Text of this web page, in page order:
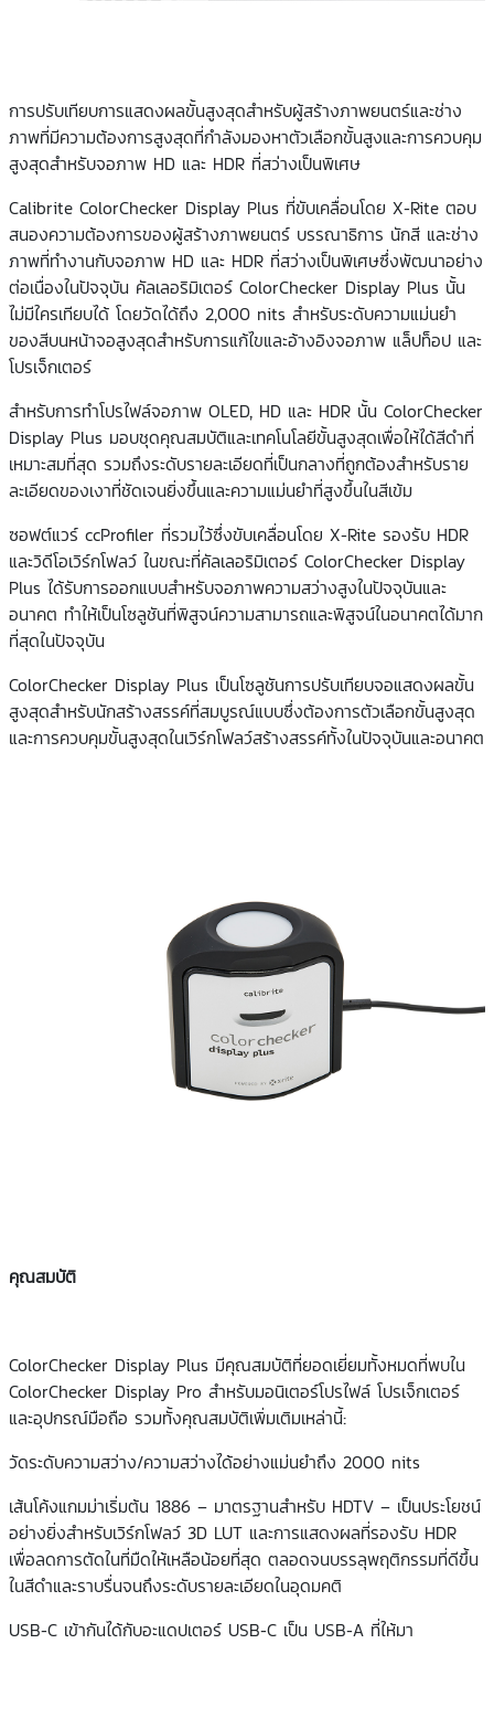
การปรับเทียบการแสดงผลขั้นสูงสุดสำหรับผู้สร้างภาพยนตร์และช่าง
ภาพที่มีความต้องการสูงสุดที่กำลังมองหาตัวเลือกขั้นสูงและการควบคุม
สูงสุดสำหรับจอภาพ HD และ HDR ที่สว่างเป็นพิเศษ
Calibrite ColorChecker Display Plus ที่ขับเคลื่อนโดย X-Rite ตอบ
สนองความต้องการของผู้สร้างภาพยนตร์ บรรณาธิการ นักสี และช่าง
ภาพที่ทำงานกับจอภาพ HD และ HDR ที่สว่างเป็นพิเศษซึ่งพัฒนาอย่าง
ต่อเนื่องในปัจจุบัน คัลเลอริมิเตอร์ ColorChecker Display Plus นั้น
ไม่มีใครเทียบได้ โดยวัดได้ถึง 2,000 nits สำหรับระดับความแม่นยำ
ของสีบนหน้าจอสูงสุดสำหรับการแก้ไขและอ้างอิงจอภาพ แล็ปท็อป และ
โปรเจ็กเตอร์
สำหรับการทำโปรไฟล์จอภาพ OLED, HD และ HDR นั้น ColorChecker
Display Plus มอบชุดคุณสมบัติและเทคโนโลยีขั้นสูงสุดเพื่อให้ได้สีดำที่
เหมาะสมที่สุด รวมถึงระดับรายละเอียดที่เป็นกลางที่ถูกต้องสำหรับราย
ละเอียดของเงาที่ชัดเจนยิ่งขึ้นและความแม่นยำที่สูงขึ้นในสีเข้ม
ซอฟต์แวร์ ccProfiler ที่รวมไว้ซึ่งขับเคลื่อนโดย X-Rite รองรับ HDR
และวิดีโอเวิร์กโฟลว์ ในขณะที่คัลเลอริมิเตอร์ ColorChecker Display
Plus ได้รับการออกแบบสำหรับจอภาพความสว่างสูงในปัจจุบันและ
อนาคต ทำให้เป็นโซลูชันที่พิสูจน์ความสามารถและพิสูจน์ในอนาคตได้มาก
ที่สุดในปัจจุบัน
ColorChecker Display Plus เป็นโซลูชันการปรับเทียบจอแสดงผลขั้น
สูงสุดสำหรับนักสร้างสรรค์ที่สมบูรณ์แบบซึ่งต้องการตัวเลือกขั้นสูงสุด
และการควบคุมขั้นสูงสุดในเวิร์กโฟลว์สร้างสรรค์ทั้งในปัจจุบันและอนาคต
คุณสมบัติ
ColorChecker Display Plus มีคุณสมบัติที่ยอดเยี่ยมทั้งหมดที่พบใน
ColorChecker Display Pro สำหรับมอนิเตอร์โปรไฟล์ โปรเจ็กเตอร์
และอุปกรณ์มือถือ รวมทั้งคุณสมบัติเพิ่มเติมเหล่านี้:
วัดระดับความสว่าง/ความสว่างได้อย่างแม่นยำถึง 2000 nits
เส้นโค้งแกมม่าเริ่มต้น 1886 – มาตรฐานสำหรับ HDTV – เป็นประโยชน์
อย่างยิ่งสำหรับเวิร์กโฟลว์ 3D LUT และการแสดงผลที่รองรับ HDR
เพื่อลดการตัดในที่มืดให้เหลือน้อยที่สุด ตลอดจนบรรลุพฤติกรรมที่ดีขึ้น
ในสีดำและราบรื่นจนถึงระดับรายละเอียดในอุดมคติ
USB-C เข้ากันได้กับอะแดปเตอร์ USB-C เป็น USB-A ที่ให้มา